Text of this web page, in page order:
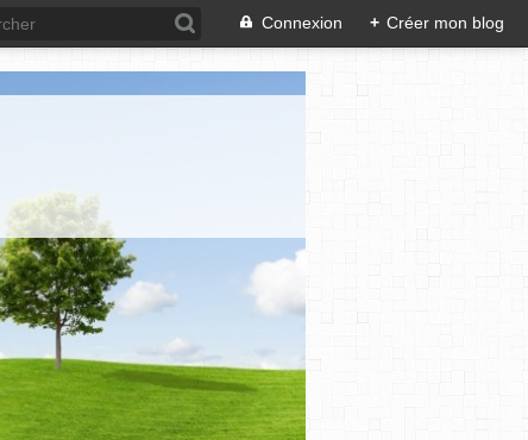
Connexion + Créer mon blog